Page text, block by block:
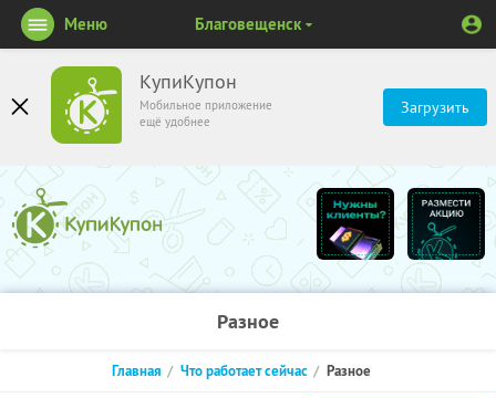
КупиКупон
Мобильное приложение
ещё удобнее
Загрузить
Меню Благовещенск
Разное
Главная Что работает сейчас Разное